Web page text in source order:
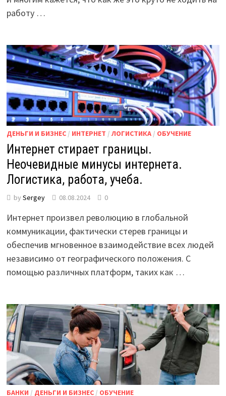
работу …
ДЕНЬГИ И БИЗНЕС/ ИНТЕРНЕТ / ЛОГИСТИКА/ ОБУЧЕНИЕ
Интернет стирает границы.
Неочевидные минусы интернета.
Логистика, работа, учеба.
by Sergey 08.08.2024 0
Интернет произвел революцию в глобальной
коммуникации, фактически стерев границы и
обеспечив мгновенное взаимодействие всех людей
независимо от географического положения. С
помощью различных платформ, таких как …
БАНКИ / ДЕНЬГИ И БИЗНЕС/ ОБУЧЕНИЕ